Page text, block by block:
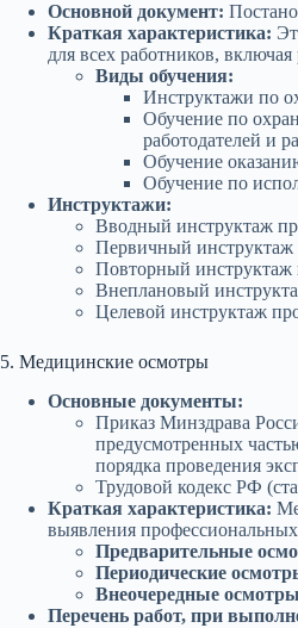
Основной документ:
Краткая характеристика:
для всех работников,
Виды обучения:
Инструктажи по
Обучение по
работодателей и
Обучение
Обучение по
Инструктажи:
Вводный инструктаж
Первичный инструктаж
Повторный инструктаж
Внеплановый
Целевой инструктаж
5. Медицинские осмотры
Основные документы:
Приказ Минздрава
предусмотренных
порядка проведения
Трудовой кодекс РФ
Краткая характеристика:
выявления
Предварительные
Периодические
Внеочередные
Перечень работ, при